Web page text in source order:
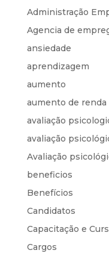
Administração
Agencia de
ansiedade
aprendizagem
aumento
aumento de renda
avaliação
avaliação
Avaliação
beneficios
Benefícios
Candidatos
Capacitação e
Cargos